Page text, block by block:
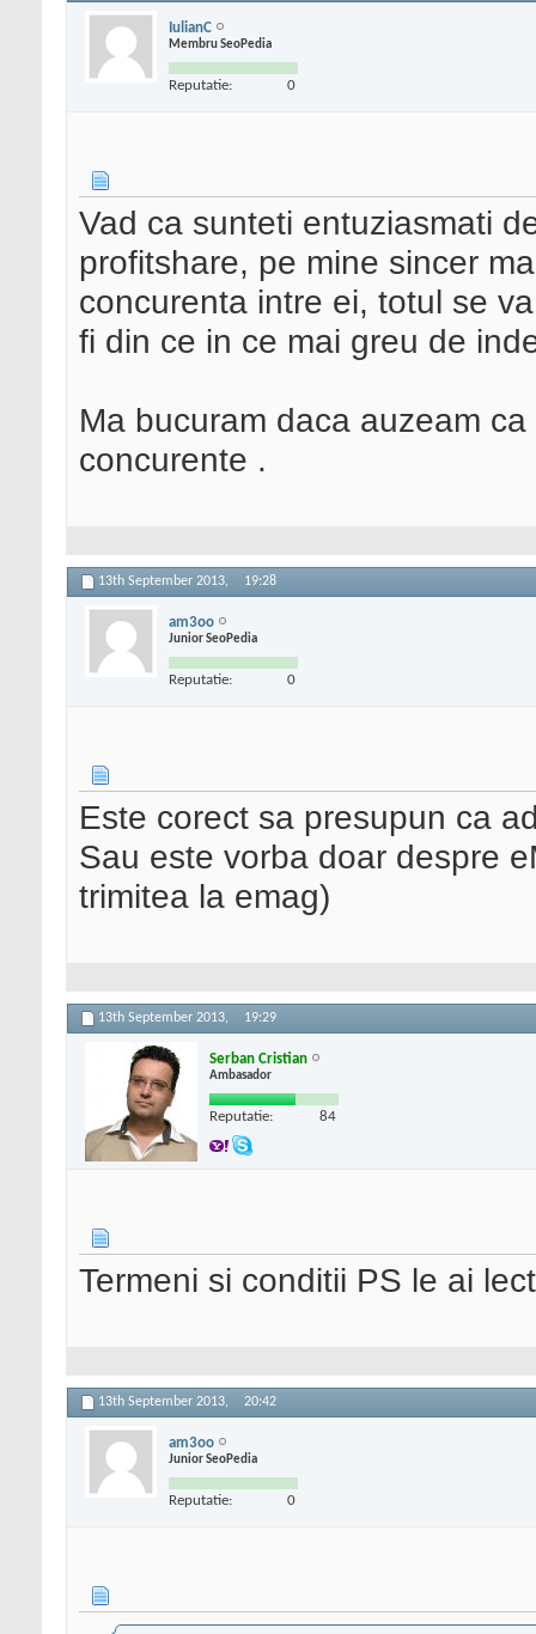
IulianC
Membru SeoPedia
Reputatie: 0
Vad ca sunteti entuziasmati
profitshare, pe mine sincer
concurenta intre ei, totul se
fi din ce in ce mai greu de
Ma bucuram daca auzeam
concurente .
13th September 2013, 19:28
am3oo
Junior SeoPedia
Reputatie: 0
Este corect sa presupun ca
Sau este vorba doar despre
trimitea la emag)
13th September 2013, 19:29
Serban Cristian
Ambasador
Reputatie: 84
Termeni si conditii PS le ai
13th September 2013, 20:42
am3oo
Junior SeoPedia
Reputatie: 0